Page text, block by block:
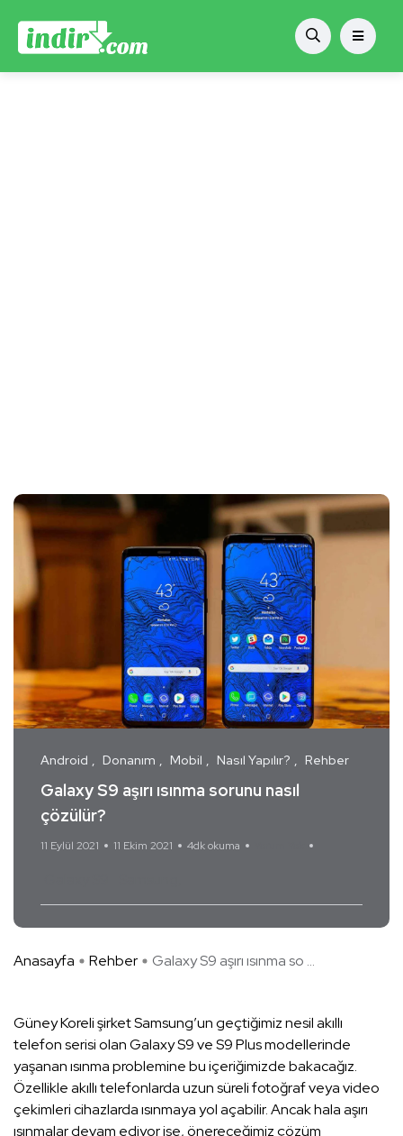
Android Donanım Mobil Nasıl Yapılır? Rehber
Galaxy S9 aşırı ısınma sorunu nasıl
çözülür?
11 Eylül 2021 11 Ekim 2021 4dk okuma
Anasayfa Rehber Galaxy S9 aşırı ısınma so ...
Güney Koreli şirket Samsung’un geçtiğimiz nesil akıllı
telefon serisi olan Galaxy S9 ve S9 Plus modellerinde
yaşanan ısınma problemine bu içeriğimizde bakacağız.
Özellikle akıllı telefonlarda uzun süreli fotoğraf veya video
çekimleri cihazlarda ısınmaya yol açabilir. Ancak hala aşırı
ısınmalar devam ediyor ise, önereceğimiz çözüm